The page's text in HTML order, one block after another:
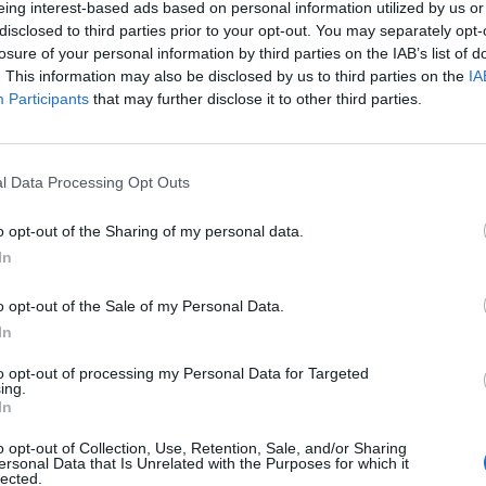
interest-based ads based on personal information utilized by us
to third parties prior to your opt-out. You may separately
of your personal information by third parties on the IAB’s list of
This information may also be disclosed by us to third parties on the
Participants that may further disclose it to other third parties.
Data Processing Opt Outs
opt-out of the Sharing of my personal data.
opt-out of the Sale of my Personal Data.
opt-out of processing my Personal Data for Targeted
opt-out of Collection, Use, Retention, Sale, and/or Sharing
Data that Is Unrelated with the Purposes for which it
κάνει δύο μεταμοσχεύσεις
- 11 Σεπτεμβρίου 2023
μήνυμα της Παγκόσμιας Ημέρας για την κυστική
είναι "Απεριόριστη Ανάσα - Be a life donor". Οι
μεταμόσχευση πνευμόνων στο sup
το πιο ελπιδοφόρο μήνυμα
με κυστική ίνωση στην Ελλάδα, αλλά και σε
τον κόσμο, που έμεινε...
πρόσωπο: Λένα Πολυχρόνη,
ασθενής με κυστική
- 28 Φεβρουαρίου 2022